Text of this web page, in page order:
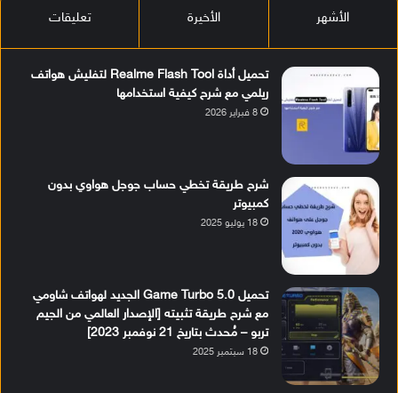
الأشهر الأخيرة تعليقات
تحميل أداة Realme Flash Tool لتفليش هواتف
ريلمي مع شرح كيفية استخدامها
8 فبراير 2026
شرح طريقة تخطي حساب جوجل هواوي بدون
كمبيوتر
18 يوليو 2025
تحميل Game Turbo 5.0 الجديد لهواتف شاومي
مع شرح طريقة تثبيته [الإصدار العالمي من الجيم
تربو – مُحدث بتاريخ 21 نوفمبر 2023]
18 سبتمبر 2025